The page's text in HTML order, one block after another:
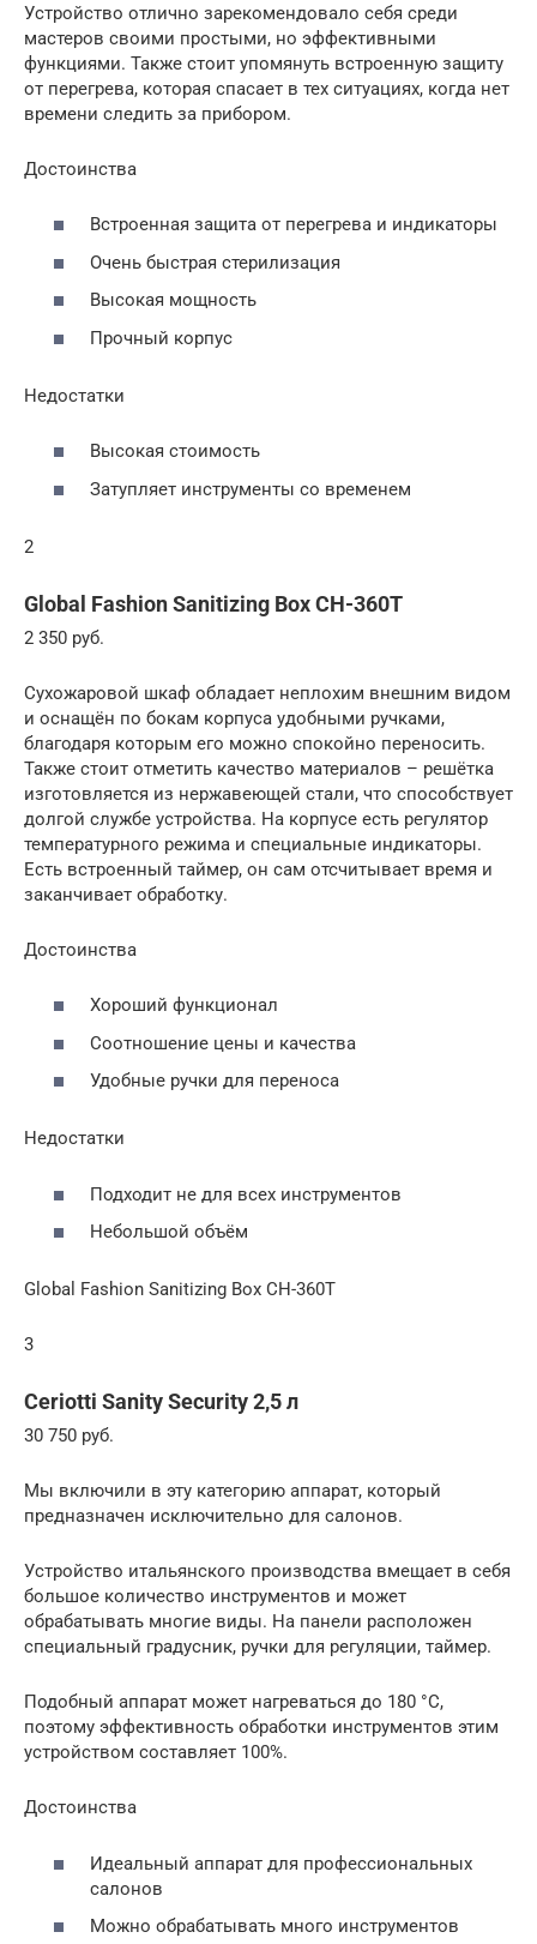
Устройство отлично зарекомендовало себя среди
мастеров своими простыми, но эффективными
функциями. Также стоит упомянуть встроенную защиту
от перегрева, которая спасает в тех ситуациях, когда нет
времени следить за прибором.
Достоинства
Встроенная защита от перегрева и индикаторы
Очень быстрая стерилизация
Высокая мощность
Прочный корпус
Недостатки
Высокая стоимость
Затупляет инструменты со временем
2
Global Fashion Sanitizing Box CH-360T
2 350 руб.
Сухожаровой шкаф обладает неплохим внешним видом
и оснащён по бокам корпуса удобными ручками,
благодаря которым его можно спокойно переносить.
Также стоит отметить качество материалов – решётка
изготовляется из нержавеющей стали, что способствует
долгой службе устройства. На корпусе есть регулятор
температурного режима и специальные индикаторы.
Есть встроенный таймер, он сам отсчитывает время и
заканчивает обработку.
Достоинства
Хороший функционал
Соотношение цены и качества
Удобные ручки для переноса
Недостатки
Подходит не для всех инструментов
Небольшой объём
Global Fashion Sanitizing Box CH-360T
3
Ceriotti Sanity Security 2,5 л
30 750 руб.
Мы включили в эту категорию аппарат, который
предназначен исключительно для салонов.
Устройство итальянского производства вмещает в себя
большое количество инструментов и может
обрабатывать многие виды. На панели расположен
специальный градусник, ручки для регуляции, таймер.
Подобный аппарат может нагреваться до 180 °C,
поэтому эффективность обработки инструментов этим
устройством составляет 100%.
Достоинства
Идеальный аппарат для профессиональных
салонов
Можно обрабатывать много инструментов